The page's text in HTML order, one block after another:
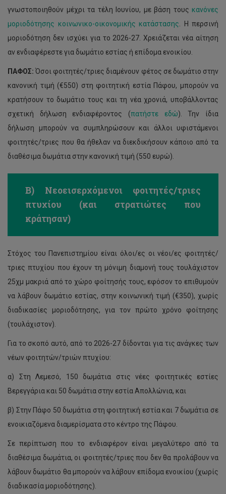
γνωστοποιηθούν μέχρι τα τέλη Ιουνίου, με βάση τους κανόνες
μοριοδότησης κοινωνικο-οικονομικής κατάστασης . Η περσινή
μοριοδότηση δεν ισχύει για το 2026-27. Χρειάζεται νέα αίτηση
αν ενδιαφέρεστε για δωμάτιο εστίας ή επίδομα ενοικίου.
ΠΑΦΟΣ: Όσοι φοιτητές/τριες διαμένουν φέτος σε δωμάτιο στην
κανονική τιμή (€550) στη φοιτητική εστία Πάφου, μπορούν να
κρατήσουν το δωμάτιο τους και τη νέα χρονιά, υποβάλλοντας
σχετική δήλωση ενδιαφέροντος (πατήστε εδώ). Την ίδια
δήλωση μπορούν να συμπληρώσουν και άλλοι υφιστάμενοι
φοιτητές/τριες που θα ήθελαν να διεκδικήσουν κάποιο από τα
διαθέσιμα δωμάτια στην κανονική τιμή (550 ευρώ).
Β) Νεοεισερχόμενοι φοιτητές/τριες
πτυχίου (και στρατιώτες που
κράτησαν)
Στόχος του Πανεπιστημίου είναι όλοι/ες οι νέοι/ες φοιτητές/
τριες πτυχίου που έχουν τη μόνιμη διαμονή τους τουλάχιστον
25χμ μακριά από το χώρο φοίτησής τους, εφόσον το επιθυμούν
να λάβουν δωμάτιο εστίας, στην κοινωνική τιμή (€350), χωρίς
διαδικασίες μοριοδότησης, για τον πρώτο χρόνο φοίτησης
(τουλάχιστον).
Για το σκοπό αυτό, από το 2026-27 δίδονται για τις ανάγκες των
νέων φοιτητών/τριών πτυχίου:
α) Στη Λεμεσό, 150 δωμάτια στις νέες φοιτητικές εστίες
Βερεγγάρια και 50 δωμάτια στην εστία Απολλώνια, και
β) Στην Πάφο 50 δωμάτια στη φοιτητική εστία και 7 δωμάτια σε
ενοικιαζόμενα διαμερίσματα στο κέντρο της Πάφου.
Σε περίπτωση που το ενδιαφέρον είναι μεγαλύτερο από τα
διαθέσιμα δωμάτια, οι φοιτητές/τριες που δεν θα προλάβουν να
λάβουν δωμάτιο θα μπορούν να λάβουν επίδομα ενοικίου (χωρίς
διαδικασία μοριοδότησης).